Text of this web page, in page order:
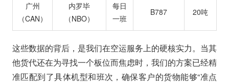
广州
（CAN）
内罗毕
（NBO）
每日
一班
B787 20吨
这些数据的背后，是我们在空运服务上的硬核实力。当其
他货代还在为寻找一个板位而焦虑时，我们的方案已经精
准匹配到了具体机型和班次，确保客户的货物能够“准点